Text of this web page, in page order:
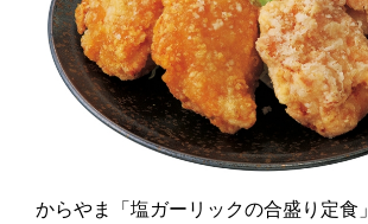
からやま「塩ガーリックの合盛り定食」